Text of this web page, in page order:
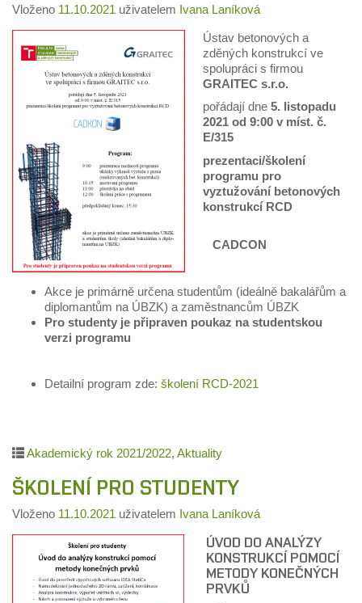
Vloženo 11.10.2021 uživatelem Ivana Laníková
Ústav betonových a
zděných konstrukcí ve
spolupráci s firmou
GRAITEC s.r.o.
pořádají dne 5. listopadu
2021 od 9:00 v míst. č.
E/315
prezentaci/školení
programu pro
vyztužování betonových
konstrukcí RCD
CADCON
Akce je primárně určena studentům (ideálně bakalářům a
diplomantům na ÚBZK) a zaměstnancům ÚBZK
Pro studenty je připraven poukaz na studentskou
verzi programu
Detailní program zde: školení RCD-2021
Akademický rok 2021/2022, Aktuality
ŠKOLENÍ PRO STUDENTY
Vloženo 11.10.2021 uživatelem Ivana Laníková
ÚVOD DO ANALÝZY
KONSTRUKCÍ POMOCÍ
METODY KONEČNÝCH
PRVKŮ